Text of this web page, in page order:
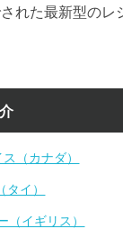
れた最新型のレ
（カナダ）
イ）
（イギリス）